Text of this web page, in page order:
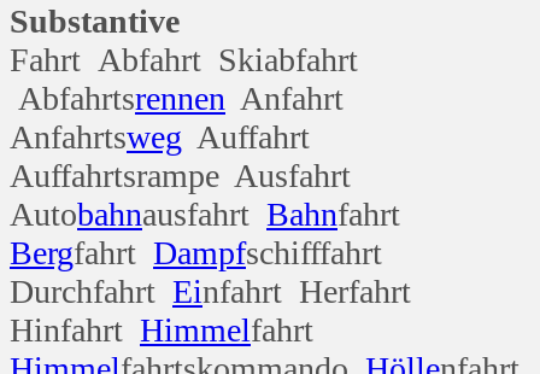
Substantive
Fahrt Abfahrt Skiabfahrt
Abfahrtsrennen Anfahrt
Anfahrtsweg Auffahrt
Auffahrtsrampe Ausfahrt
Autobahnausfahrt Bahnfahrt
Bergfahrt Dampfschifffahrt
Durchfahrt Einfahrt Herfahrt
Hinfahrt Himmelfahrt